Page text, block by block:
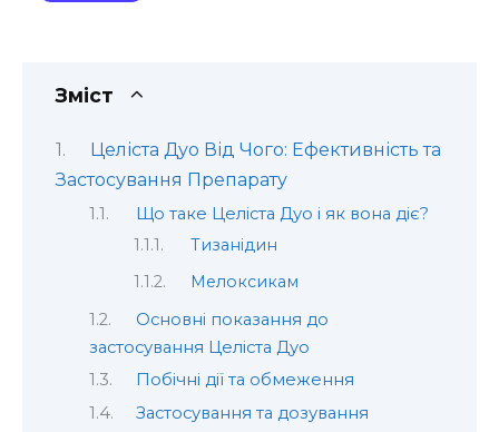
Зміст
Целіста Дуо Від Чого: Ефективність та
Застосування Препарату
Що таке Целіста Дуо і як вона діє?
Тизанідин
Мелоксикам
Основні показання до
застосування Целіста Дуо
Побічні дії та обмеження
Застосування та дозування